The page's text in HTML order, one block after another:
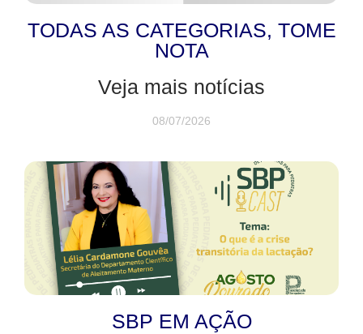
TODAS AS CATEGORIAS, TOME
NOTA
Veja mais notícias
08/07/2026
SBP EM AÇÃO